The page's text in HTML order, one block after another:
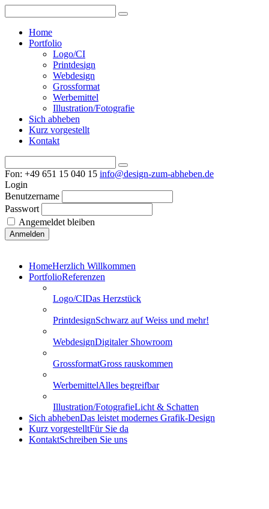
Home
Portfolio
Logo/CI
Printdesign
Webdesign
Grossformat
Werbemittel
Illustration/Fotografie
Sich abheben
Kurz vorgestellt
Kontakt
Fon: +49 651 15 040 15 info@design-zum-abheben.de
Login
Benutzername
Passwort
Angemeldet bleiben
HomeHerzlich Willkommen
PortfolioReferenzen
Logo/CIDas Herzstück
PrintdesignSchwarz auf Weiss und mehr!
WebdesignDigitaler Showroom
GrossformatGross rauskommen
WerbemittelAlles begreifbar
Illustration/FotografieLicht & Schatten
Sich abhebenDas leistet modernes Grafik-Design
Kurz vorgestelltFür Sie da
KontaktSchreiben Sie uns